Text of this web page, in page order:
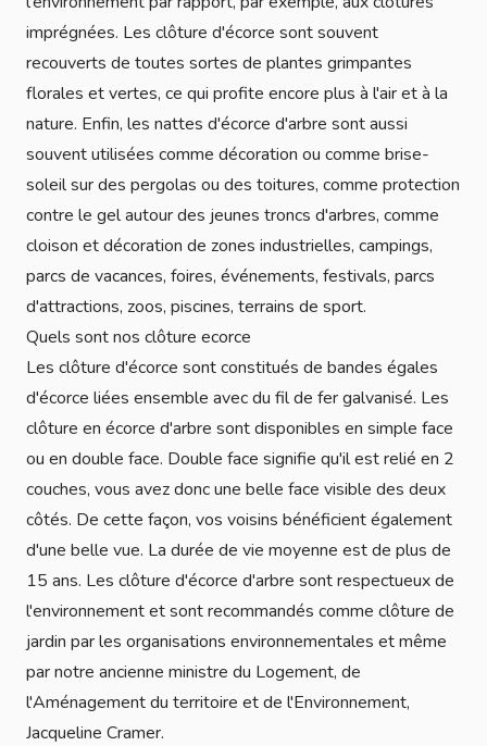
imprégnées. Les clôture d'écorce sont souvent
recouverts de toutes sortes de plantes grimpantes
florales et vertes, ce qui profite encore plus à l'air et à la
nature. Enfin, les nattes d'écorce d'arbre sont aussi
souvent utilisées comme décoration ou comme brise-
soleil sur des pergolas ou des toitures, comme protection
contre le gel autour des jeunes troncs d'arbres, comme
cloison et décoration de zones industrielles, campings,
parcs de vacances, foires, événements, festivals, parcs
d'attractions, zoos, piscines, terrains de sport.
Quels sont nos clôture ecorce
Les clôture d'écorce sont constitués de bandes égales
d'écorce liées ensemble avec du fil de fer galvanisé. Les
clôture en écorce d'arbre sont disponibles en simple face
ou en double face. Double face signifie qu'il est relié en 2
couches, vous avez donc une belle face visible des deux
côtés. De cette façon, vos voisins bénéficient également
d'une belle vue. La durée de vie moyenne est de plus de
15 ans. Les clôture d'écorce d'arbre sont respectueux de
l'environnement et sont recommandés comme clôture de
jardin par les organisations environnementales et même
par notre ancienne ministre du Logement, de
l'Aménagement du territoire et de l'Environnement,
Jacqueline Cramer.